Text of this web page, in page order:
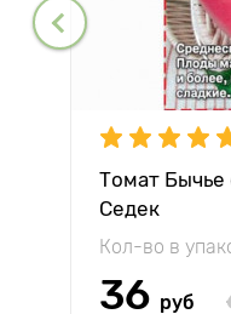
Томат Бычье
Седек
Кол-во в
36 руб